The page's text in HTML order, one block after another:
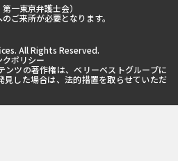
一東京弁護士会）
ご来所が必要となります。
All Rights Reserved.
ポリシー
ンツの著作権は、ベリーベストグループに
見した場合は、法的措置を取らせていただ